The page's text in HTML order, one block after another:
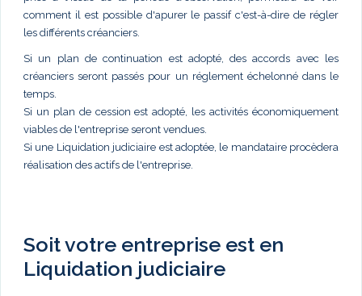
comment il est possible d'apurer le passif c'est-à-dire de régler
les différents créanciers.
Si un plan de continuation est adopté, des accords avec les
créanciers seront passés pour un réglement échelonné dans le
temps.
Si un plan de cession est adopté, les activités économiquement
viables de l'entreprise seront vendues.
Si une Liquidation judiciaire est adoptée, le mandataire procèdera
réalisation des actifs de l'entreprise.
Soit votre entreprise est en
Liquidation judiciaire